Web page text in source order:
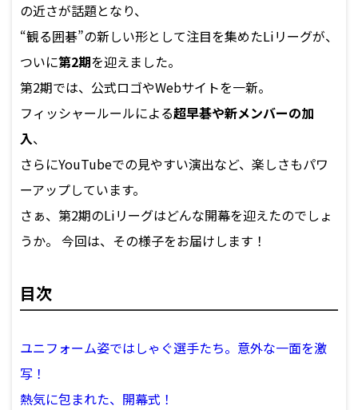
の近さが話題となり、
“観る囲碁”の新しい形として注目を集めたLiリーグが、
ついに第2期を迎えました。
第2期では、公式ロゴやWebサイトを一新。
フィッシャールールによる超早碁や新メンバーの加
入、
さらにYouTubeでの見やすい演出など、楽しさもパワ
ーアップしています。
さぁ、第2期のLiリーグはどんな開幕を迎えたのでしょ
うか。 今回は、その様子をお届けします！
目次
ユニフォーム姿ではしゃぐ選手たち。意外な一面を激
写！
熱気に包まれた、開幕式！